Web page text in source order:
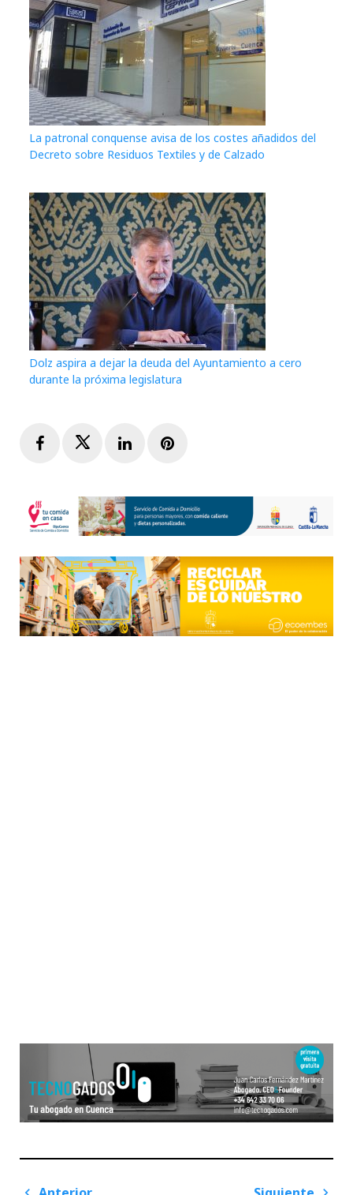
La patronal conquense avisa de los costes añadidos del
Decreto sobre Residuos Textiles y de Calzado
Dolz aspira a dejar la deuda del Ayuntamiento a cero
durante la próxima legislatura
FacebookTwitterLinkedInPinterest